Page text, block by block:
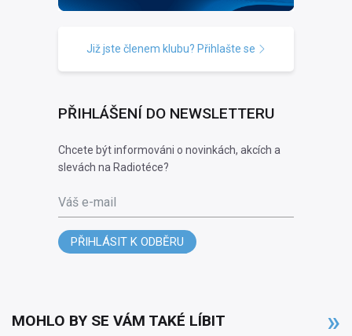
Již jste členem klubu? Přihlašte se
PŘIHLÁŠENÍ DO NEWSLETTERU
Chcete být informováni o novinkách, akcích a
slevách na Radiotéce?
Váš e-mail
PŘIHLÁSIT K ODBĚRU
MOHLO BY SE VÁM TAKÉ LÍBIT